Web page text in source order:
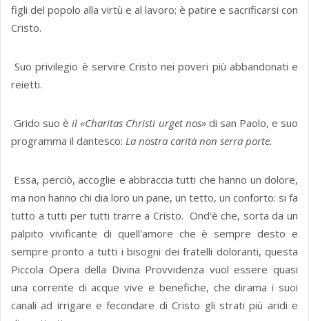
figli del popolo alla virtù e al lavoro; è patire e sacrificarsi con
Cristo.
Suo privilegio è servire Cristo nei poveri più abbandonati e
reietti.
Grido suo èil «Charitas Christi urget nos» di san Paolo, e suo
programma il dantesco: La nostra carità non serra porte.
Essa, perciò, accoglie e abbraccia tutti che hanno un dolore,
ma non hanno chi dia loro un pane, un tetto, un conforto: si fa
tutto a tutti per tutti trarre a Cristo. Ond'è che, sorta da un
palpito vivificante di quell'amore che è sempre desto e
sempre pronto a tutti i bisogni dei fratelli doloranti, questa
Piccola Opera della Divina Provvidenza vuol essere quasi
una corrente di acque vive e benefiche, che dirama i suoi
canali ad irrigare e fecondare di Cristo gli strati più aridi e